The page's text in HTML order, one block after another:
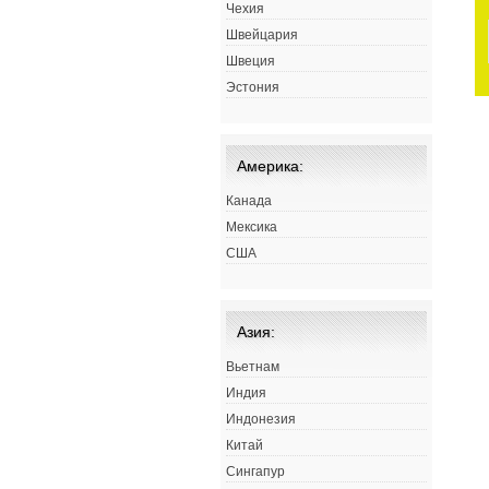
Чехия
Швейцария
Швеция
Эстония
Америка:
Канада
Мексика
США
Азия:
Вьетнам
Индия
Индонезия
Китай
Сингапур